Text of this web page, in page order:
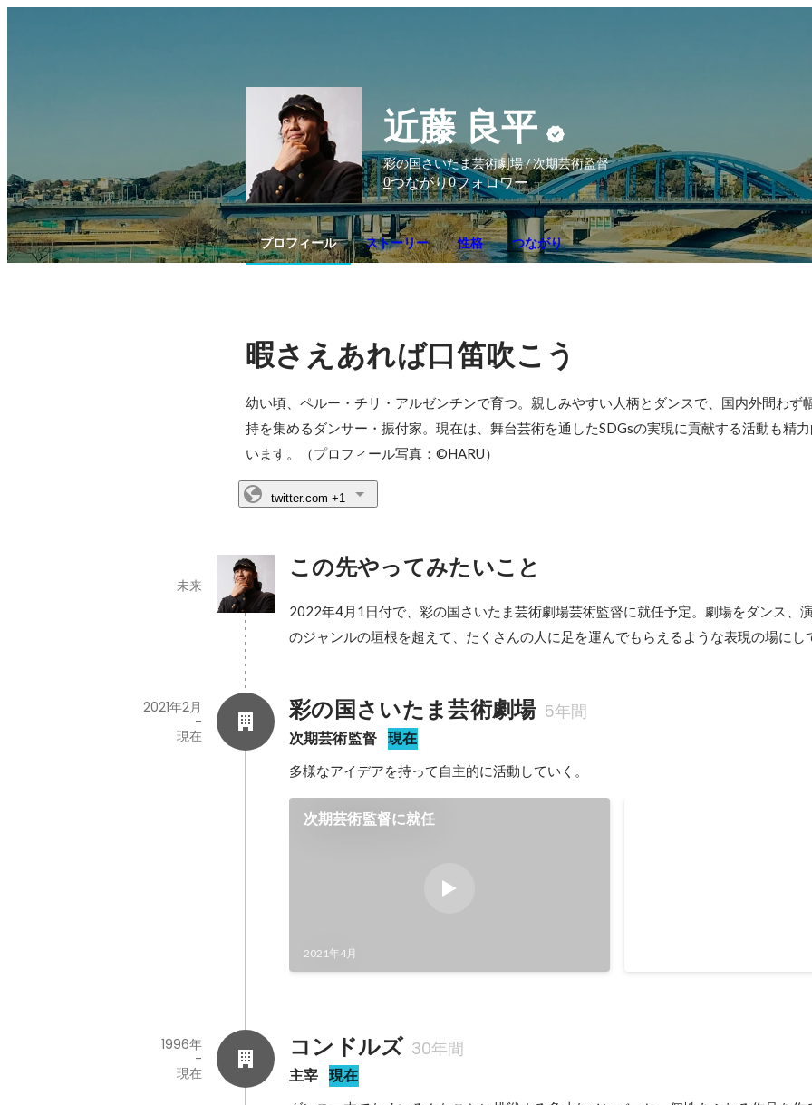
近藤 良平
彩の国さいたま芸術劇場 / 次期芸術監督
0つながり0フォロワー
プロフィール ストーリー 性格 つながり
暇さえあれば口笛吹こう
幼い頃、ペルー・チリ・アルゼンチンで育つ。親しみやすい人柄とダンスで、国内外問わず
持を集めるダンサー・振付家。現在は、舞台芸術を通したSDGsの実現に貢献する活動も精
います。（プロフィール写真：©HARU）
twitter.com +1
この先やってみたいこと
未来
2022年4月1日付で、彩の国さいたま芸術劇場芸術監督に就任予定。劇場をダンス、
のジャンルの垣根を超えて、たくさんの人に足を運んでもらえるような表現の場にし
彩の国さいたま芸術劇場 5年間
次期芸術監督 現在
2021年2月
-
現在
多様なアイデアを持って自主的に活動していく。
次期芸術監督に就任
2021年4月
コンドルズ 30年間
主宰 現在
1996年
-
現在